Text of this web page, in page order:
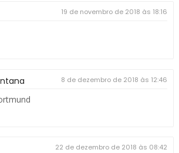
19 de novembro de 2018 às 18:16
8 de dezembro de 2018 às 12:46
22 de dezembro de 2018 às 08:42